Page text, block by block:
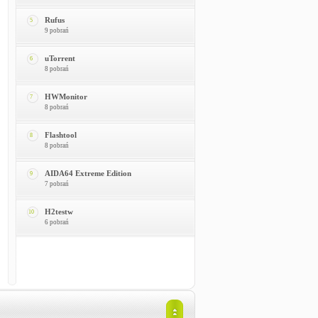
5 Rufus
9 pobrań
6 uTorrent
8 pobrań
7 HWMonitor
8 pobrań
8 Flashtool
8 pobrań
9 AIDA64 Extreme Edition
7 pobrań
10 H2testw
6 pobrań